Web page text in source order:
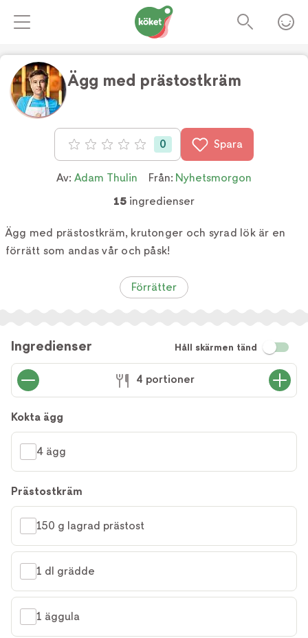
Ägg med prästostkräm
Betyg: 0 av 5 0 Spara
Av: Adam Thulin Från: Nyhetsmorgon
15 ingredienser
Ägg med prästostkräm, krutonger och syrad lök är en
förrätt som andas vår och påsk!
Förrätter
Ingredienser Håll skärmen tänd
4 portioner
Kokta ägg
4 ägg
Prästostkräm
150 g lagrad prästost
1 dl grädde
1 äggula